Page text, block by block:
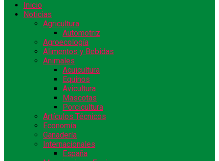
Inicio
Noticias
Agricultura
Automotriz
Agroecología
Alimentos y Bebidas
Animales
Acuicultura
Equinos
Avicultura
Mascotas
Porcicultura
Artículos Técnicos
Economía
Ganadería
Internacionales
España